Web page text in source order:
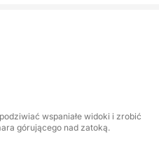
plaży Livadhi, plaży
Crystal Bay, zatoki
Cave, jaskini Dove’s
Teodora (Bliźniacze
Alevra, będziesz mieć
się każdym
wspaniałe widoki i zrobić
górującego nad zatoką.